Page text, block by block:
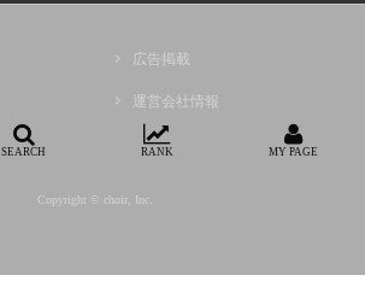
広告掲載
運営会社情報
Copyright © choir, Inc.
SEARCH RANK MY PAGE